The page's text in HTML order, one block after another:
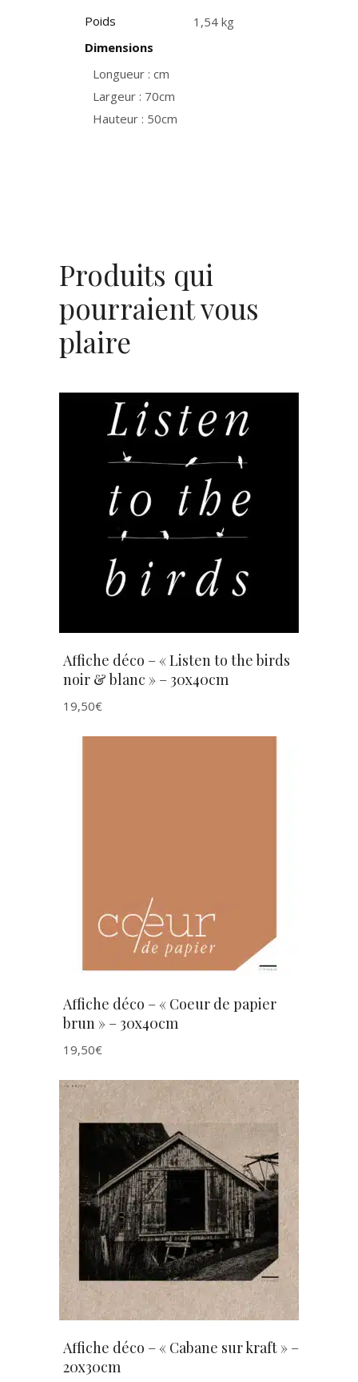
Poids
1,54 kg
Dimensions
Longueur : cm
Largeur : 70cm
Hauteur : 50cm
Produits qui
pourraient vous
plaire
AJOUTER AU PANIER
Affiche déco – « Listen to the birds
noir & blanc » – 30x40cm
19,50€
Affiche déco – « Coeur de papier
brun » – 30x40cm
19,50€
AJOUTER AU PANIER
Affiche déco – « Cabane sur kraft » –
20x30cm